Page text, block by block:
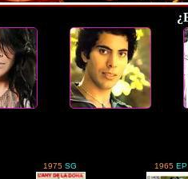
1975SG 1965 EP